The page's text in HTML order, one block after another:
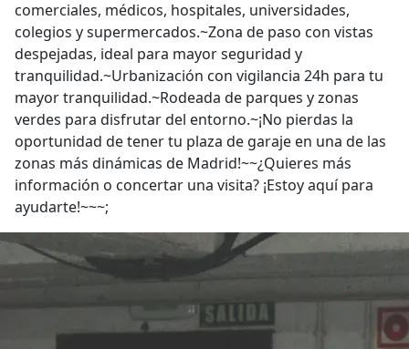
comerciales, médicos, hospitales, universidades,
colegios y supermercados.~Zona de paso con vistas
despejadas, ideal para mayor seguridad y
tranquilidad.~Urbanización con vigilancia 24h para tu
mayor tranquilidad.~Rodeada de parques y zonas
verdes para disfrutar del entorno.~¡No pierdas la
oportunidad de tener tu plaza de garaje en una de las
zonas más dinámicas de Madrid!~~¿Quieres más
información o concertar una visita? ¡Estoy aquí para
ayudarte!~~~;